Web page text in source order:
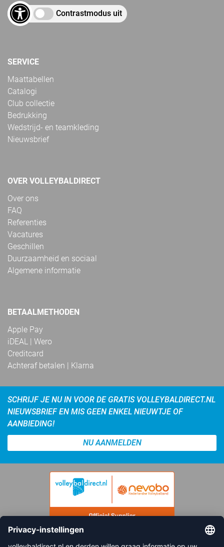
Contrastmodus uit
SERVICE
Maattabellen
Catalogi
Club collectie
Bedrukking
Wedstrijd- en teamkleding
Nieuwsbrief
OVER VOLLEYBALDIRECT
Over ons
FAQ
Referenties
Vacatures
Geschillen
Duurzaamheid en sociaal
Algemene informatie
BETAALMETHODEN
Apple Pay
iDEAL | Wero
Creditcard
Achteraf betalen | Klarna
SCHRIJF JE NU IN VOOR DE GRATIS VOLLEYBALDIRECT.NL
NIEUWSBRIEF EN MIS GEEN ENKEL NIEUWTJE OF
AANBIEDING!
NU AANMELDEN